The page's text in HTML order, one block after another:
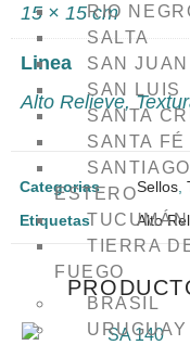
RIO
SALTA
SAN JUAN
SAN LUIS
SANTA
SANTA FÉ
ESTERO
TUCUMÁN
TIERRA
FUEGO
BRASIL
URUGUAY
15 × 15 cm
Linea
Alto Relieve,
Categorias Sellos
Etiquetas
Alto